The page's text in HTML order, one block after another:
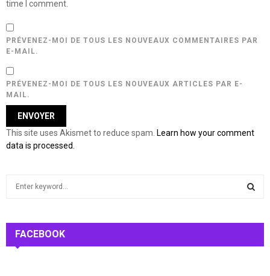
time I comment.
PRÉVENEZ-MOI DE TOUS LES NOUVEAUX COMMENTAIRES PAR
E-MAIL.
PRÉVENEZ-MOI DE TOUS LES NOUVEAUX ARTICLES PAR E-
MAIL.
This site uses Akismet to reduce spam. Learn how your comment
data is processed.
h
FACEBOOK